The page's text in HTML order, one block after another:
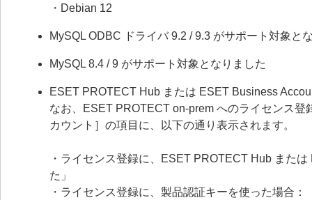
・Debian 12
MySQL ODBC ドライバ 9.2 / 9.3 がサポート対象と
MySQL 8.4 / 9 がサポート対象となりました
ESET PROTECT Hub または ESET Business
なお、ESET PROTECT on-prem へのライセンス
カウント］の項目に、以下の通り表示されます。
・ライセンス登録に、ESET PROTECT Hub また
た」
・ライセンス登録に、製品認証キーを使った場合